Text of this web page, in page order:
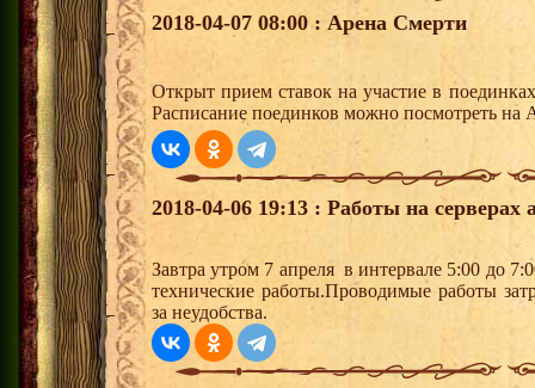
2018-04-07 08:00 : Арена Смерти
Открыт прием ставок на участие в
Расписание поединков можно посмотреть на
2018-04-06 19:13 : Работы на
Завтра утром 7 апреля в интервале 5:00 до
технические работы.Проводимые работы
за неудобства.